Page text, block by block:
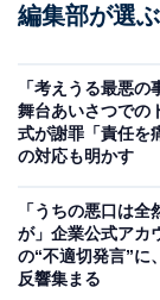
編集部が選
「考えうる最悪の
舞台あいさつでの
式が謝罪「責任を
の対応も明かす
「うちの悪口は全
が」企業公式アカ
の“不適切発言”に
反響集まる